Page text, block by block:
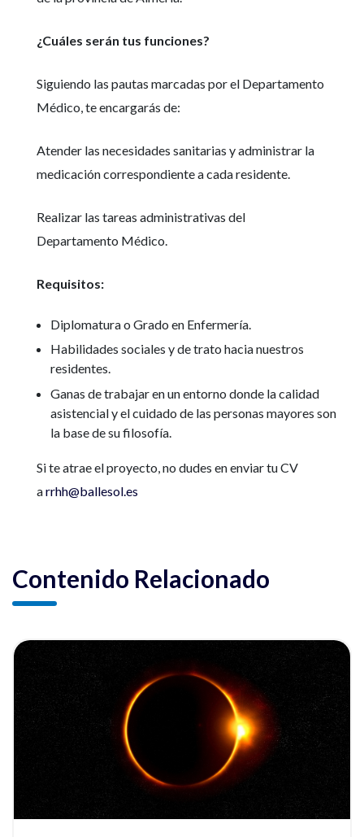
¿Cuáles serán tus funciones?
Siguiendo las pautas marcadas por el Departamento
Médico, te encargarás de:
Atender las necesidades sanitarias y administrar la
medicación correspondiente a cada residente.
Realizar las tareas administrativas del
Departamento Médico.
Requisitos:
Diplomatura o Grado en Enfermería.
Habilidades sociales y de trato hacia nuestros
residentes.
Ganas de trabajar en un entorno donde la calidad
asistencial y el cuidado de las personas mayores son
la base de su filosofía.
Si te atrae el proyecto, no dudes en enviar tu CV
arrhh@ballesol.es
Contenido Relacionado
Ver noticia